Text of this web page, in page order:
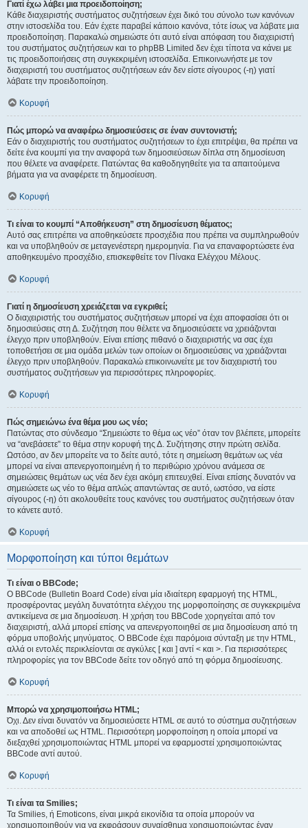
Γιατί έχω λάβει μια προειδοποίηση;
Κάθε διαχειριστής συστήματος συζητήσεων έχει δικό του σύνολο των κανόνων
στην ιστοσελίδα του. Εάν έχετε παραβεί κάποιο κανόνα, τότε ίσως να λάβατε μια
προειδοποίηση. Παρακαλώ σημειώστε ότι αυτό είναι απόφαση του διαχειριστή
του συστήματος συζητήσεων και το phpBB Limited δεν έχει τίποτα να κάνει με
τις προειδοποιήσεις στη συγκεκριμένη ιστοσελίδα. Επικοινωνήστε με τον
διαχειριστή του συστήματος συζητήσεων εάν δεν είστε σίγουρος (-η) γιατί
λάβατε την προειδοποίηση.
Κορυφή
Πώς μπορώ να αναφέρω δημοσιεύσεις σε έναν συντονιστή;
Εάν ο διαχειριστής του συστήματος συζητήσεων το έχει επιτρέψει, θα πρέπει να
δείτε ένα κουμπί για την αναφορά των δημοσιεύσεων δίπλα στη δημοσίευση
που θέλετε να αναφέρετε. Πατώντας θα καθοδηγηθείτε για τα απαιτούμενα
βήματα για να αναφέρετε τη δημοσίευση.
Κορυφή
Τι είναι το κουμπί “Αποθήκευση” στη δημοσίευση θέματος;
Αυτό σας επιτρέπει να αποθηκεύσετε προσχέδια που πρέπει να συμπληρωθούν
και να υποβληθούν σε μεταγενέστερη ημερομηνία. Για να επαναφορτώσετε ένα
αποθηκευμένο προσχέδιο, επισκεφθείτε τον Πίνακα Ελέγχου Μέλους.
Κορυφή
Γιατί η δημοσίευση χρειάζεται να εγκριθεί;
Ο διαχειριστής του συστήματος συζητήσεων μπορεί να έχει αποφασίσει ότι οι
δημοσιεύσεις στη Δ. Συζήτηση που θέλετε να δημοσιεύσετε να χρειάζονται
έλεγχο πριν υποβληθούν. Είναι επίσης πιθανό ο διαχειριστής να σας έχει
τοποθετήσει σε μια ομάδα μελών των οποίων οι δημοσιεύσεις να χρειάζονται
έλεγχο πριν υποβληθούν. Παρακαλώ επικοινωνείτε με τον διαχειριστή του
συστήματος συζητήσεων για περισσότερες πληροφορίες.
Κορυφή
Πώς σημειώνω ένα θέμα μου ως νέο;
Πατώντας στο σύνδεσμο “Σημειώστε το θέμα ως νέο” όταν τον βλέπετε, μπορείτε
να “ανεβάσετε” το θέμα στην κορυφή της Δ. Συζήτησης στην πρώτη σελίδα.
Ωστόσο, αν δεν μπορείτε να το δείτε αυτό, τότε η σημείωση θεμάτων ως νέα
μπορεί να είναι απενεργοποιημένη ή το περιθώριο χρόνου ανάμεσα σε
σημειώσεις θεμάτων ως νέα δεν έχει ακόμη επιτευχθεί. Είναι επίσης δυνατόν να
σημειώσετε ως νέο το θέμα απλώς απαντώντας σε αυτό, ωστόσο, να είστε
σίγουρος (-η) ότι ακολουθείτε τους κανόνες του συστήματος συζητήσεων όταν
το κάνετε αυτό.
Κορυφή
Μορφοποίηση και τύποι θεμάτων
Τι είναι ο BBCode;
Ο BBCode (Bulletin Board Code) είναι μία ιδιαίτερη εφαρμογή της HTML,
προσφέροντας μεγάλη δυνατότητα ελέγχου της μορφοποίησης σε συγκεκριμένα
αντικείμενα σε μια δημοσίευση. Η χρήση του BBCode χορηγείται από τον
διαχειριστή, αλλά μπορεί επίσης να απενεργοποιηθεί σε μια δημοσίευση από τη
φόρμα υποβολής μηνύματος. Ο BBCode έχει παρόμοια σύνταξη με την HTML,
αλλά οι εντολές περικλείονται σε αγκύλες [ και ] αντί < και >. Για περισσότερες
πληροφορίες για τον BBCode δείτε τον οδηγό από τη φόρμα δημοσίευσης.
Κορυφή
Μπορώ να χρησιμοποιήσω HTML;
Όχι. Δεν είναι δυνατόν να δημοσιεύσετε HTML σε αυτό το σύστημα συζητήσεων
και να αποδοθεί ως HTML. Περισσότερη μορφοποίηση η οποία μπορεί να
διεξαχθεί χρησιμοποιώντας HTML μπορεί να εφαρμοστεί χρησιμοποιώντας
BBCode αντί αυτού.
Κορυφή
Τι είναι τα Smilies;
Τα Smilies, ή Emoticons, είναι μικρά εικονίδια τα οποία μπορούν να
χρησιμοποιηθούν για να εκφράσουν συναίσθημα χρησιμοποιώντας έναν